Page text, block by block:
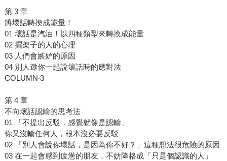
第 3 章
將壞話轉換成能量！
01 壞話是汽油！以四種類型來轉換成能量
02 擺架子的人的心理
03 人們會嫉妒的原因
04 別人邀你一起說壞話時的應對法
COLUMN‧3
第 4 章
不向壞話認輸的思考法
01 「不提出反駁，感覺就像是認輸」
你又沒輸任何人，根本沒必要反駁
02 「別人會說你壞話，是因為你不好？」這種想法很危險的原因
03 在一起會感到疲憊的朋友，不妨降格成「只是個認識的人」